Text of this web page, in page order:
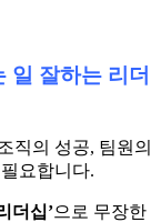
일 잘하는 리더
직의 성공, 팀원의
요합니다.
더십’으로 무장한